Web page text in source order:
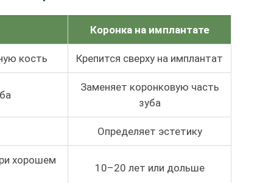
Коронка на имплантате
кость Крепится сверху на имплантат
Заменяет коронковую часть
зуба
Определяет эстетику
хорошем
10–20 лет или дольше